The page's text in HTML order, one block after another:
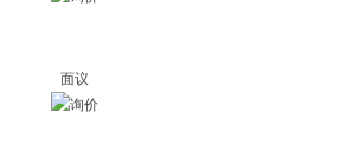
面议